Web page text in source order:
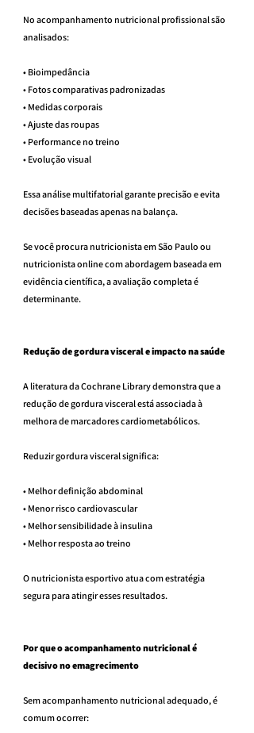
No acompanhamento nutricional profissional são
analisados:
• Bioimpedância
• Fotos comparativas padronizadas
• Medidas corporais
• Ajuste das roupas
• Performance no treino
• Evolução visual
Essa análise multifatorial garante precisão e evita
decisões baseadas apenas na balança.
Se você procura nutricionista em São Paulo ou
nutricionista online com abordagem baseada em
evidência científica, a avaliação completa é
determinante.
Redução de gordura visceral e impacto na saúde
A literatura da Cochrane Library demonstra que a
redução de gordura visceral está associada à
melhora de marcadores cardiometabólicos.
Reduzir gordura visceral significa:
• Melhor definição abdominal
• Menor risco cardiovascular
• Melhor sensibilidade à insulina
• Melhor resposta ao treino
O nutricionista esportivo atua com estratégia
segura para atingir esses resultados.
Por que o acompanhamento nutricional é
decisivo no emagrecimento
Sem acompanhamento nutricional adequado, é
comum ocorrer: